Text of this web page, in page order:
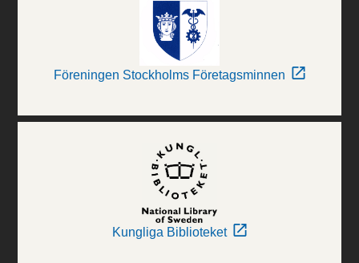
Föreningen Stockholms Företagsminnen
Kungliga Biblioteket